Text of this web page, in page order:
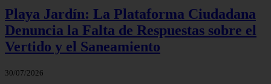
Playa Jardín: La Plataforma Ciudadana
Denuncia la Falta de Respuestas sobre el
Vertido y el Saneamiento
30/07/2026